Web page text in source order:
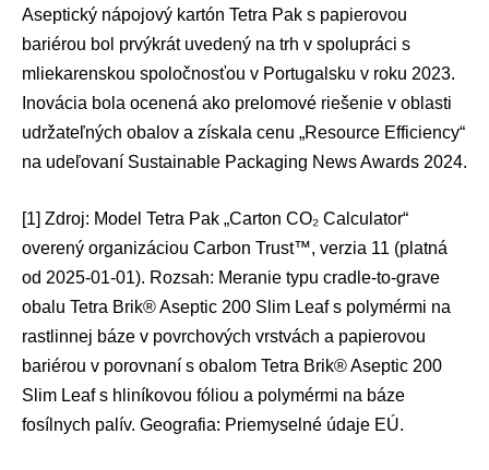
Aseptický nápojový kartón Tetra Pak s papierovou
bariérou bol prvýkrát uvedený na trh v spolupráci s
mliekarenskou spoločnosťou v Portugalsku v roku 2023.
Inovácia bola ocenená ako prelomové riešenie v oblasti
udržateľných obalov a získala cenu „Resource Efficiency“
na udeľovaní Sustainable Packaging News Awards 2024.
[1] Zdroj: Model Tetra Pak „Carton CO₂ Calculator“
overený organizáciou Carbon Trust™, verzia 11 (platná
od 2025-01-01). Rozsah: Meranie typu cradle-to-grave
obalu Tetra Brik® Aseptic 200 Slim Leaf s polymérmi na
rastlinnej báze v povrchových vrstvách a papierovou
bariérou v porovnaní s obalom Tetra Brik® Aseptic 200
Slim Leaf s hliníkovou fóliou a polymérmi na báze
fosílnych palív. Geografia: Priemyselné údaje EÚ.